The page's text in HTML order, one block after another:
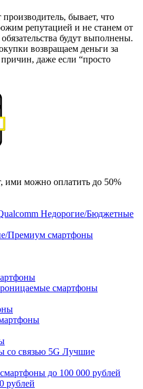
производитель, бывает, что
репутацией и не станем от
будут выполнены.
возвращаем деньги за
даже если “просто
ими можно оплатить до 50%
Недорогие/Бюджетные
Премиум смартфоны
смартфоны
со связью 5G Лучшие
до 100 000 рублей
рублей